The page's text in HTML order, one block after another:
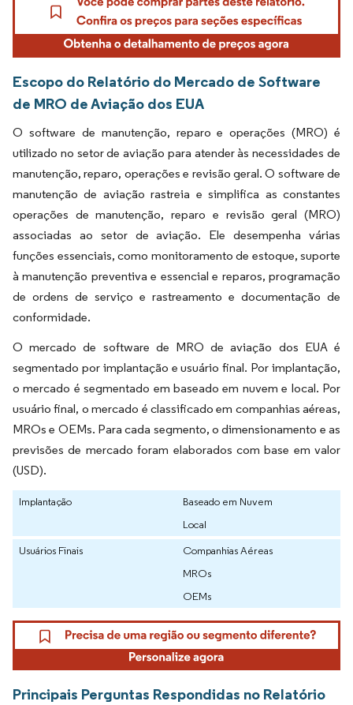
Escopo do Relatório do Mercado de Software
de MRO de Aviação dos EUA
O software de manutenção, reparo e operações (MRO) é
utilizado no setor de aviação para atender às necessidades de
manutenção, reparo, operações e revisão geral. O software de
manutenção de aviação rastreia e simplifica as constantes
operações de manutenção, reparo e revisão geral (MRO)
associadas ao setor de aviação. Ele desempenha várias
funções essenciais, como monitoramento de estoque, suporte
à manutenção preventiva e essencial e reparos, programação
de ordens de serviço e rastreamento e documentação de
conformidade.
O mercado de software de MRO de aviação dos EUA é
segmentado por implantação e usuário final. Por implantação,
o mercado é segmentado em baseado em nuvem e local. Por
usuário final, o mercado é classificado em companhias aéreas,
MROs e OEMs. Para cada segmento, o dimensionamento e as
previsões de mercado foram elaborados com base em valor
(USD).
Implantação
Baseado em Nuvem
Local
Usuários Finais
Companhias Aéreas
MROs
OEMs
Principais Perguntas Respondidas no Relatório